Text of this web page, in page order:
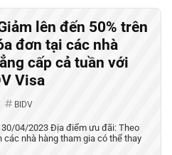
lên đến 50% trên
đơn tại các nhà
cấp cả tuần với
Visa
BIDV
04/2023 Địa điểm ưu đãi: Theo
nhà hàng tham gia có thể thay